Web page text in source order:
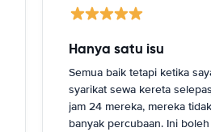
Hanya satu isu
Semua baik tetapi ketika
syarikat sewa kereta
jam 24 mereka, mereka
banyak percubaan. Ini